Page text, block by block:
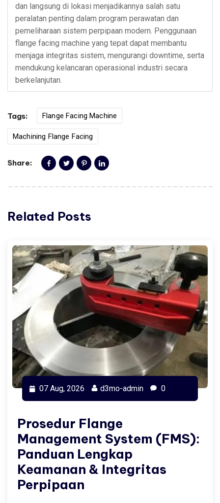
dan langsung di lokasi menjadikannya salah satu
peralatan penting dalam program perawatan dan
pemeliharaan sistem perpipaan modern. Penggunaan
flange facing machine yang tepat dapat membantu
menjaga integritas sistem, mengurangi downtime, serta
mendukung kelancaran operasional industri secara
berkelanjutan.
Tags: Flange Facing Machine
Machining Flange Facing
Share:
Related Posts
07 Aug, 2026 d3mo-admin 0
Prosedur Flange
Management System (FMS):
Panduan Lengkap
Keamanan & Integritas
Perpipaan